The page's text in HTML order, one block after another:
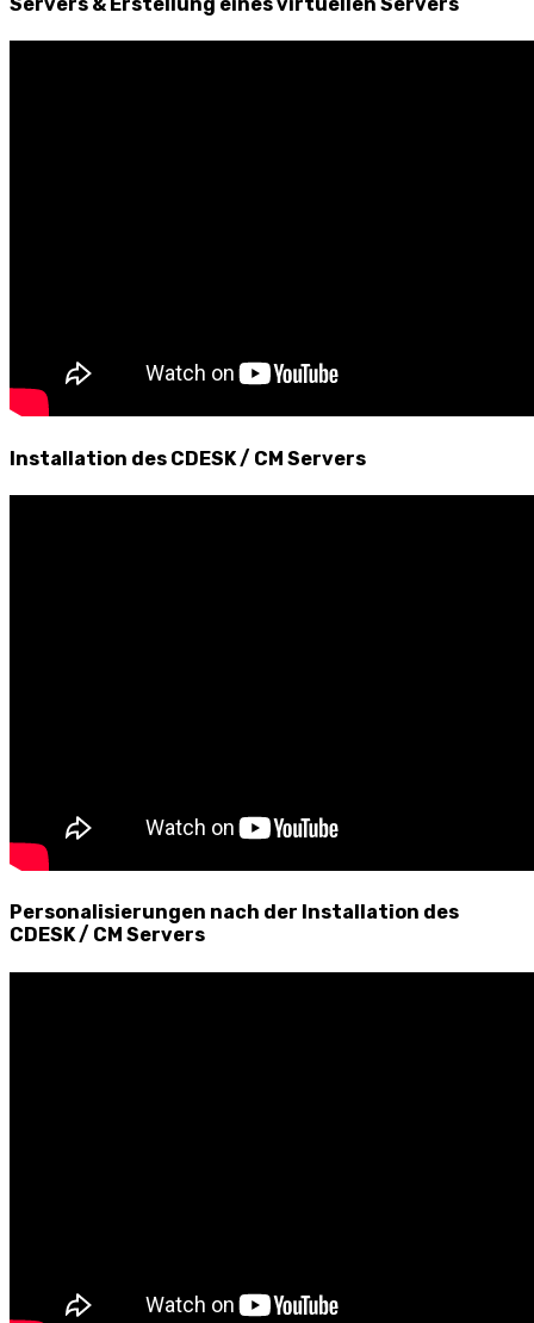
Installation des CDESK / CM Servers
Personalisierungen nach der Installation des
CDESK / CM Servers